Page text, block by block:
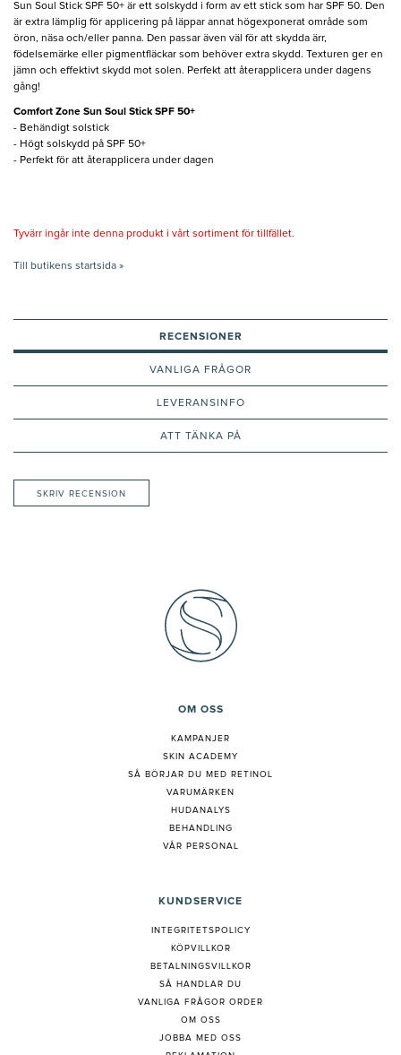
Sun Soul Stick SPF 50+ är ett solskydd i form av ett stick som har SPF 50. Den
är extra lämplig för applicering på läppar annat högexponerat område som
öron, näsa och/eller panna. Den passar även väl för att skydda ärr,
födelsemärke eller pigmentfläckar som behöver extra skydd. Texturen ger en
jämn och effektivt skydd mot solen. Perfekt att återapplicera under dagens
gång!
Comfort Zone Sun Soul Stick SPF 50+
- Behändigt solstick
- Högt solskydd på SPF 50+
- Perfekt för att återapplicera under dagen
Tyvärr ingår inte denna produkt i vårt sortiment för tillfället.
Till butikens startsida »
RECENSIONER
VANLIGA FRÅGOR
LEVERANSINFO
ATT TÄNKA PÅ
SKRIV RECENSION
OM OSS
KAMPANJER
SKIN ACADEMY
SÅ BÖRJAR DU MED RETINOL
VARUMÄRKEN
HUDANALYS
BEHANDLING
VÅR PERSONAL
KUNDSERVICE
INTEGRITETSPOLICY
KÖPVILLKOR
BETALNINGSVILLKOR
SÅ HANDLAR DU
VANLIGA FRÅGOR ORDER
OM OSS
JOBBA MED OSS